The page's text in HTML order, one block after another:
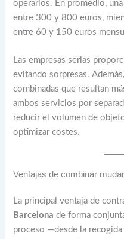
operarios. En promedio,
entre 300 y 800 euros,
entre 60 y 150 euros
Las empresas serias
evitando sorpresas.
combinadas que resultan
ambos servicios por
reducir el volumen de
optimizar costes.
Ventajas de combinar
La principal ventaja de
Barcelona de forma
proceso —desde la